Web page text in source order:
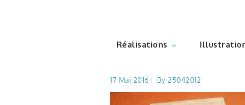
Réalisations
17 Mai 2016 By 25042012